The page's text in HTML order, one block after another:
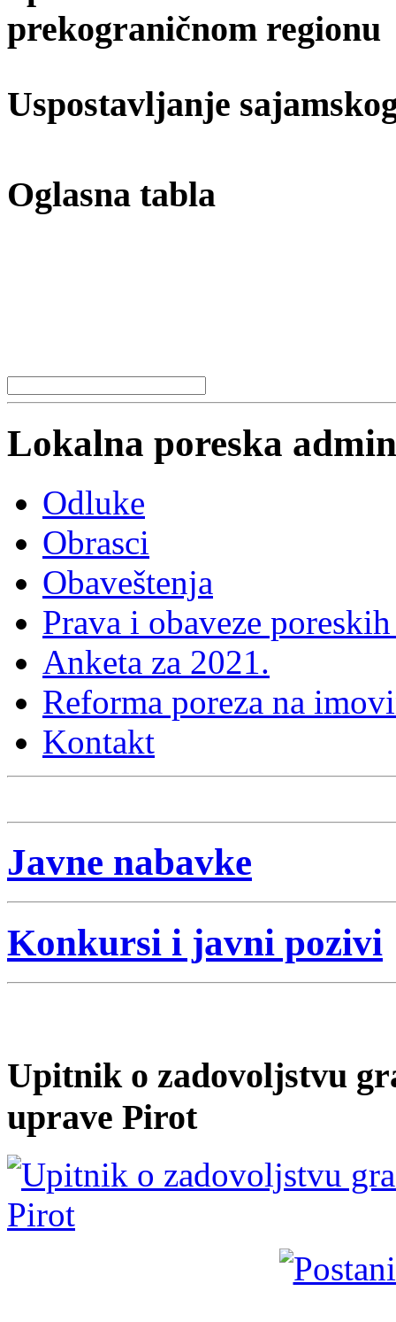
prekograničnom regionu
Uspostavljanje
Oglasna tabla
Lokalna poreska
Odluke
Obrasci
Obaveštenja
Prava i obaveze
Anketa za 2021.
Reforma poreza na
Kontakt
Javne nabavke
Konkursi i javni pozivi
Upitnik o zadovoljstvu
uprave Pirot